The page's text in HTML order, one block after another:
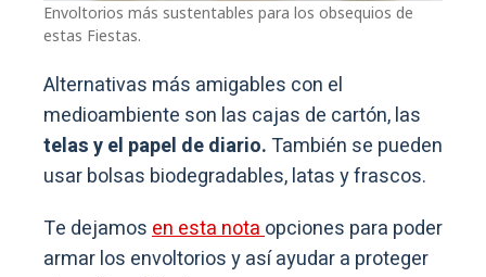
Envoltorios más sustentables para los obsequios de
estas Fiestas.
Alternativas más amigables con el
medioambiente son las cajas de cartón, las
telas y el papel de diario. También se pueden
usar bolsas biodegradables, latas y frascos.
Te dejamosen esta notaopciones para poder
armar los envoltorios y así ayudar a proteger